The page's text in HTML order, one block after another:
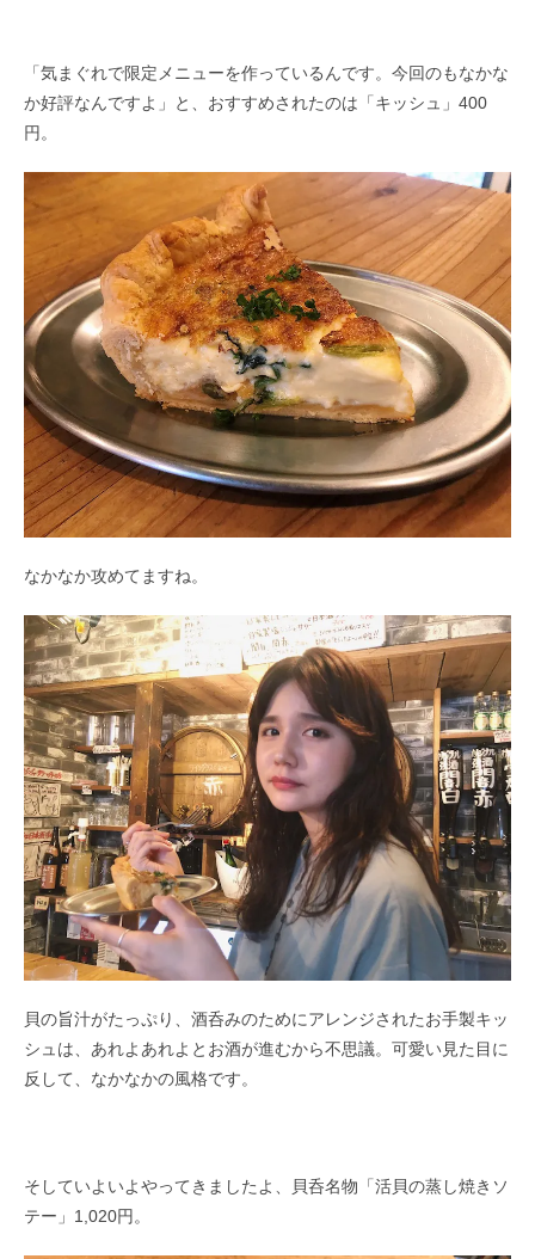
「気まぐれで限定メニューを作っているんです。今回のもなかな
か好評なんですよ」と、おすすめされたのは「キッシュ」400
円。
なかなか攻めてますね。
貝の旨汁がたっぷり、酒呑みのためにアレンジされたお手製キッ
シュは、あれよあれよとお酒が進むから不思議。可愛い見た目に
反して、なかなかの風格です。
そしていよいよやってきましたよ、貝呑名物「活貝の蒸し焼きソ
テー」1,020円。